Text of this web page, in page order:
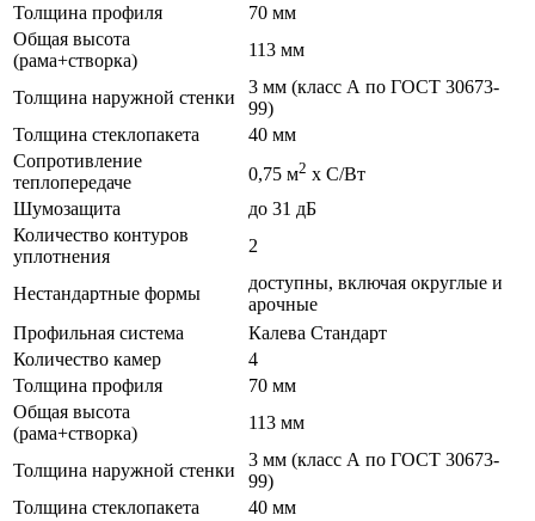
Толщина профиля
70 мм
Общая высота
(рама+створка)
113 мм
Толщина наружной стенки
3 мм (класс А по ГОСТ 30673-
99)
Толщина стеклопакета
40 мм
Сопротивление
теплопередаче
0,75 м2 х С/Вт
Шумозащита
до 31 дБ
Количество контуров
уплотнения
2
Нестандартные формы
доступны, включая округлые и
арочные
Профильная система
Калева Стандарт
Количество камер
4
Толщина профиля
70 мм
Общая высота
(рама+створка)
113 мм
Толщина наружной стенки
3 мм (класс А по ГОСТ 30673-
99)
Толщина стеклопакета
40 мм